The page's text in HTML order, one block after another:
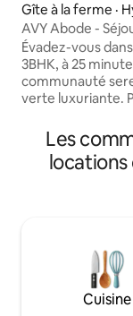
Gîte à la ferme ·
AVY Abode -
3 chambres, 2
privée @
Évadez-vous
3BHK, à 25
communauté
verte luxuriante.
pour une vue
sécurisés avec
principale.
RO, générateur
restaurant et le
Resort sont à 2
touchez l'herbe,
Les
locations
Cuisine